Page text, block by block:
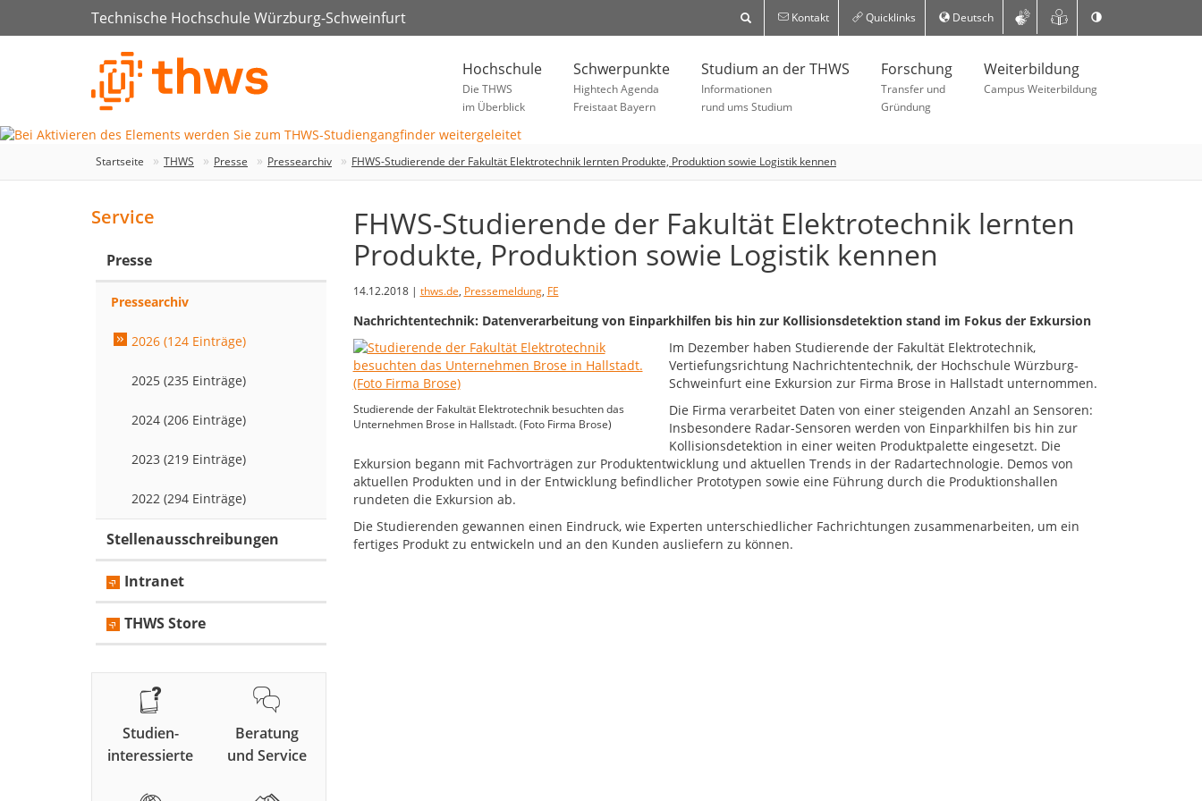
Technische Hochschule Würzburg-Schweinfurt Kontakt Quicklinks Deutsch
Hochschule
Die THWS
im Überblick
Schwerpunkte
Hightech Agenda
Freistaat Bayern
Studium an der THWS
Informationen
rund ums Studium
Forschung
Transfer und
Gründung
Weiterbildung
Campus Weiterbildung
Startseite THWS Presse Pressearchiv FHWS-Studierende der Fakultät Elektrotechnik lernten Produkte, Produktion sowie Logistik kennen
FHWS-Studierende der Fakultät Elektrotechnik lernten
Produkte, Produktion sowie Logistik kennen
14.12.2018 | thws.de, Pressemeldung, FE
Nachrichtentechnik: Datenverarbeitung von Einparkhilfen bis hin zur Kollisionsdetektion stand im Fokus der Exkursion
Studierende der Fakultät Elektrotechnik besuchten das
Unternehmen Brose in Hallstadt. (Foto Firma Brose)
Im Dezember haben Studierende der Fakultät Elektrotechnik,
Vertiefungsrichtung Nachrichtentechnik, der Hochschule Würzburg-
Schweinfurt eine Exkursion zur Firma Brose in Hallstadt unternommen.
Die Firma verarbeitet Daten von einer steigenden Anzahl an Sensoren:
Insbesondere Radar-Sensoren werden von Einparkhilfen bis hin zur
Kollisionsdetektion in einer weiten Produktpalette eingesetzt. Die
Exkursion begann mit Fachvorträgen zur Produktentwicklung und aktuellen Trends in der Radartechnologie. Demos von
aktuellen Produkten und in der Entwicklung befindlicher Prototypen sowie eine Führung durch die Produktionshallen
rundeten die Exkursion ab.
Die Studierenden gewannen einen Eindruck, wie Experten unterschiedlicher Fachrichtungen zusammenarbeiten, um ein
fertiges Produkt zu entwickeln und an den Kunden ausliefern zu können.
Service
Presse
Pressearchiv
2026 (124 Einträge)
2025 (235 Einträge)
2024 (206 Einträge)
2023 (219 Einträge)
2022 (294 Einträge)
Stellenausschreibungen
Intranet
THWS Store
Studien-
interessierte
Beratung
und Service